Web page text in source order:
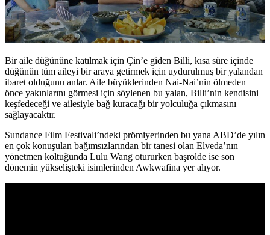
Bir aile düğününe katılmak için Çin’e giden Billi, kısa süre içinde
düğünün tüm aileyi bir araya getirmek için uydurulmuş bir yalandan
ibaret olduğunu anlar. Aile büyüklerinden Nai-Nai’nin ölmeden
önce yakınlarını görmesi için söylenen bu yalan, Billi’nin kendisini
keşfedeceği ve ailesiyle bağ kuracağı bir yolculuğa çıkmasını
sağlayacaktır.
Sundance Film Festivali’ndeki prömiyerinden bu yana ABD’de yılın
en çok konuşulan bağımsızlarından bir tanesi olan Elveda’nın
yönetmen koltuğunda Lulu Wang otururken başrolde ise son
dönemin yükselişteki isimlerinden Awkwafina yer alıyor.